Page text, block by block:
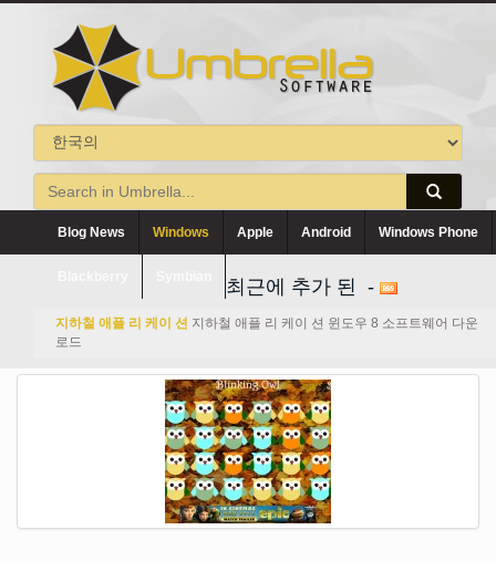
Blog News Windows Apple Android Windows Phone
최근에 추가 된 -
지하철 애플 리 케이 션 지하철 애플 리 케이 션 윈도우 8 소프트웨어 다운
로드